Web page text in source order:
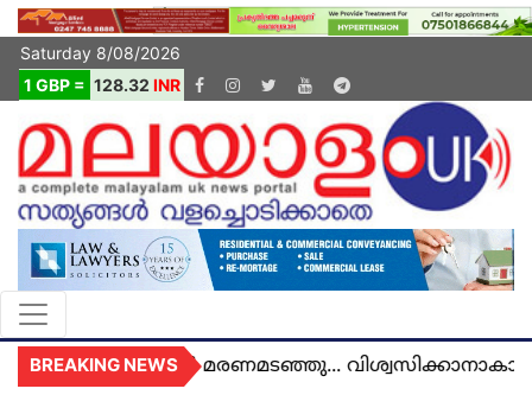
Saturday 8/08/2026
1 GBP = 128.32 INR
BREAKING NEWS
യുകെയിൽ മരണമടഞ്ഞു... വിശ്വസിക്കാനാകാതെ